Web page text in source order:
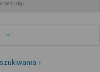
bez ulgi